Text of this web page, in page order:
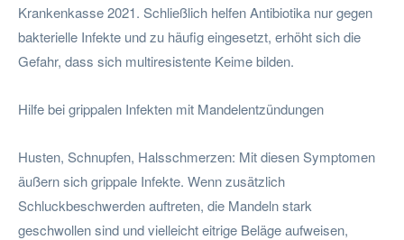
Krankenkasse 2021. Schließlich helfen Antibiotika nur gegen
bakterielle Infekte und zu häufig eingesetzt, erhöht sich die
Gefahr, dass sich multiresistente Keime bilden.
Hilfe bei grippalen Infekten mit Mandelentzündungen
Husten, Schnupfen, Halsschmerzen: Mit diesen Symptomen
äußern sich grippale Infekte. Wenn zusätzlich
Schluckbeschwerden auftreten, die Mandeln stark
geschwollen sind und vielleicht eitrige Beläge aufweisen,